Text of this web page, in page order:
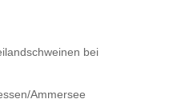
bei
Ammersee